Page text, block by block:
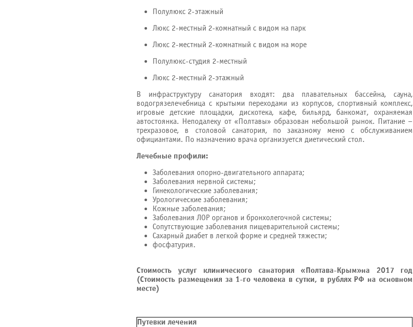
Полулюкс 2-этажный
Люкс 2-местный 2-комнатный с видом на парк
Люкс 2-местный 2-комнатный с видом на море
Полулюкс-студия 2-местный
Люкс 2-местный 2-этажный
В инфраструктуру санатория входят: два плавательных бассейна, сауна,
водогрязелечебница с крытыми переходами из корпусов, спортивный комплекс,
игровые детские площадки, дискотека, кафе, бильярд, банкомат, охраняемая
автостоянка. Неподалеку от «Полтавы» образован небольшой рынок. Питание –
трехразовое, в столовой санатория, по заказному меню с обслуживанием
официантами. По назначению врача организуется диетический стол.
Лечебные профили:
Заболевания опорно-двигательного аппарата;
Заболевания нервной системы;
Гинекологические заболевания;
Урологические заболевания;
Кожные заболевания;
Заболевания ЛОР органов и бронхолегочной системы;
Сопутствующие заболевания пищеварительной системы;
Сахарный диабет в легкой форме и средней тяжести;
фосфатурия.
Стоимость услуг клинического санатория «Полтава-Крым»на 2017 год
(Стоимость размещения за 1-го человека в сутки, в рублях РФ на основном
месте)
Путевки лечения